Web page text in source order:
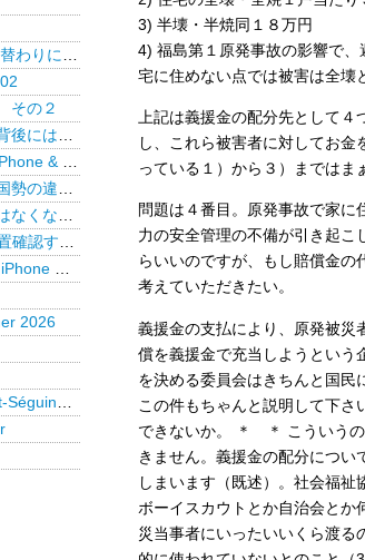
3) 半壊・半焼同１８万円
4) 福島第１原発事故の影響で
宅に住めない点では被害は全壊
上記は義援金の配分先として
し、これら被害者に対してお
っている１）から３）まではま
問題は４番目。原発事故で家
力の安全管理の不備が引き起こ
らいいのですが、もし賠償金
考えていただきたい。
義援金の支払により、原発被災
償を義援金で充当しようという
を決める委員会はきちんと国民
この件もちゃんと説明して下
できないか。 ＊ ＊ こういう
きません。義援金の配分につ
しまいます（既述）。社会福
ボーイスカウトとか自治会とか
災当事者にいったいいくら渡る
その２
2026